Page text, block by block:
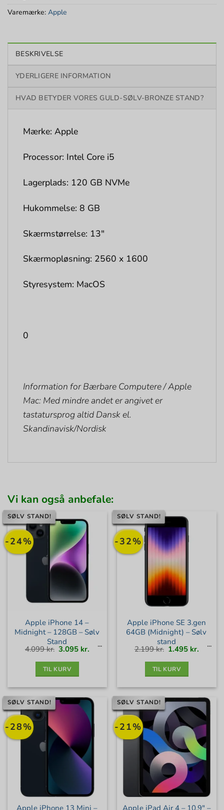
Varemærke: Apple
BESKRIVELSE
YDERLIGERE INFORMATION
HVAD BETYDER VORES GULD-SØLV-BRONZE STAND?
Mærke: Apple
Processor: Intel Core i5
Lagerplads: 120 GB NVMe
Hukommelse: 8 GB
Skærmstørrelse: 13″
Skærmopløsning: 2560 x 1600
Styresystem: MacOS
0
Information for Bærbare Computere / Apple
Mac: Med mindre andet er angivet er
tastatursprog altid Dansk el.
Skandinavisk/Nordisk
Vi kan også anbefale:
-24%
SØLV STAND!
Apple iPhone 14 –
Midnight – 128GB – Sølv
Stand
4.099kr. Den
oprindelige
pris
3.095 kr. Den
TIL KURV
-32%
SØLV STAND!
Apple iPhone SE 3.gen
64GB (Midnight) – Sølv
stand
2.199kr. Den
oprindelige
pris
1.495 kr. Den
TIL KURV
-28%
SØLV STAND!
-21%
SØLV STAND!